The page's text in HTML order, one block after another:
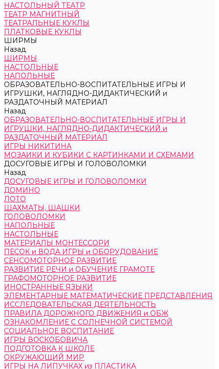
НАСТОЛЬНЫЙ ТЕАТР
ТЕАТР МАГНИТНЫЙ
ТЕАТРАЛЬНЫЕ КУКЛЫ
ПЛАТКОВЫЕ КУКЛЫ
ШИРМЫ
Назад
ШИРМЫ
НАСТОЛЬНЫЕ
НАПОЛЬНЫЕ
ОБРАЗОВАТЕЛЬНО-ВОСПИТАТЕЛЬНЫЕ ИГРЫ И
ИГРУШКИ, НАГЛЯДНО-ДИДАКТИЧЕСКИЙ и
РАЗДАТОЧНЫЙ МАТЕРИАЛ
Назад
ОБРАЗОВАТЕЛЬНО-ВОСПИТАТЕЛЬНЫЕ ИГРЫ И
ИГРУШКИ, НАГЛЯДНО-ДИДАКТИЧЕСКИЙ и
РАЗДАТОЧНЫЙ МАТЕРИАЛ
ИГРЫ НИКИТИНА
МОЗАИКИ И КУБИКИ С КАРТИНКАМИ И СХЕМАМИ
ДОСУГОВЫЕ ИГРЫ И ГОЛОВОЛОМКИ
Назад
ДОСУГОВЫЕ ИГРЫ И ГОЛОВОЛОМКИ
ДОМИНО
ЛОТО
ШАХМАТЫ, ШАШКИ
ГОЛОВОЛОМКИ
НАПОЛЬНЫЕ
НАСТОЛЬНЫЕ
МАТЕРИАЛЫ МОНТЕССОРИ
ПЕСОК и ВОДА ИГРЫ и ОБОРУДОВАНИЕ
СЕНСОМОТОРНОЕ РАЗВИТИЕ
РАЗВИТИЕ РЕЧИ и ОБУЧЕНИЕ ГРАМОТЕ
ГРАФОМОТОРНОЕ РАЗВИТИЕ
ИНОСТРАННЫЕ ЯЗЫКИ
ЭЛЕМЕНТАРНЫЕ МАТЕМАТИЧЕСКИЕ ПРЕДСТАВЛЕНИЯ
ИССЛЕДОВАТЕЛЬСКАЯ ДЕЯТЕЛЬНОСТЬ
ПРАВИЛА ДОРОЖНОГО ДВИЖЕНИЯ и ОБЖ
ОЗНАКОМЛЕНИЕ С СОЛНЕЧНОЙ СИСТЕМОЙ
СОЦИАЛЬНОЕ ВОСПИТАНИЕ
ИГРЫ ВОСКОБОВИЧА
ПОДГОТОВКА К ШКОЛЕ
ОКРУЖАЮЩИЙ МИР
ИГРЫ НА ЛИПУЧКАХ из ПЛАСТИКА